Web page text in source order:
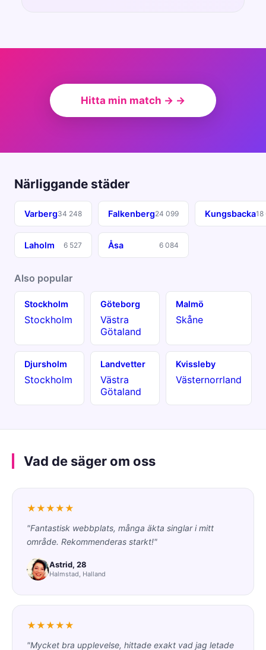
Hitta min match → →
Närliggande städer
Varberg34 248 Falkenberg24 099 Kungsbacka18
Laholm 6 527 Åsa 6 084
Also popular
Stockholm
Stockholm
Göteborg
Västra
Götaland
Malmö
Skåne
Djursholm
Stockholm
Landvetter
Västra
Götaland
Kvissleby
Västernorrland
Vad de säger om oss
★★★★★
"Fantastisk webbplats, många äkta singlar i mitt
område. Rekommenderas starkt!"
Astrid, 28
Halmstad, Halland
★★★★★
"Mycket bra upplevelse, hittade exakt vad jag letade